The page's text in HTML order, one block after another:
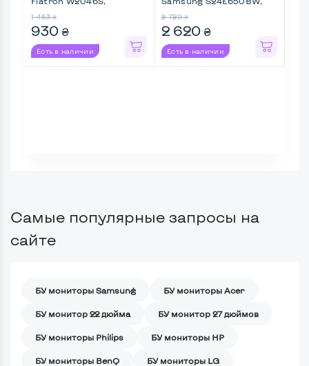
1 453 ₴
930 ₴
Есть в наличии
2 729 ₴
2 620 ₴
Есть в наличии
Самые популярные запросы на
сайте
БУ мониторы Samsung БУ мониторы Acer
БУ монитор 22 дюйма БУ монитор 27 дюймов
БУ мониторы Philips БУ мониторы HP
БУ мониторы BenQ БУ мониторы LG